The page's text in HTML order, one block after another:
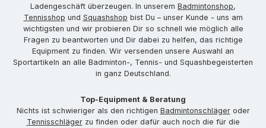
Ladengeschäft überzeugen. In unserem Badmintonshop,
Tennisshop und Squashshop bist Du – unser Kunde - uns am
wichtigsten und wir probieren Dir so schnell wie möglich alle
Fragen zu beantworten und Dir dabei zu helfen, das richtige
Equipment zu finden. Wir versenden unsere Auswahl an
Sportartikeln an alle Badminton-, Tennis- und Squashbegeisterten
in ganz Deutschland.
Top-Equipment & Beratung
Nichts ist schwieriger als den richtigen Badmintonschlägeroder
Tennisschlägerzu finden oder dafür auch noch die für die